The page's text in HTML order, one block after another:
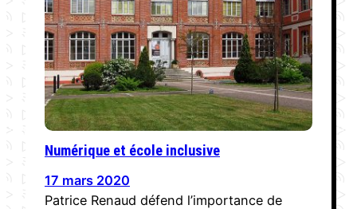
Numérique et école inclusive
17 mars 2020
Patrice Renaud défend l’importance de